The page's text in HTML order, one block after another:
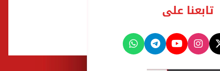
تابعنا على